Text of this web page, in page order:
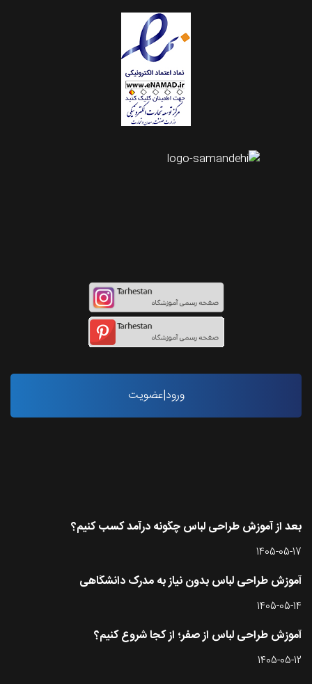
ورود|عضویت
بعد از آموزش طراحی لباس چگونه درآمد کسب کنیم؟
1405-05-17
آموزش طراحی لباس بدون نیاز به مدرک دانشگاهی
1405-05-14
آموزش طراحی لباس از صفر؛ از کجا شروع کنیم؟
1405-05-12